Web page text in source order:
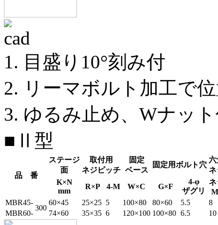
1. 目盛り10°刻み付
2. リーマボルト加工で
3. ゆるみ止め、Wナッ
■Ⅱ型
品 番
ステージ
面
取付用
ネジピッチ
固定
ベース
固定用ボルト穴
六
ネ
K×N
mm
R×P 4-M W×C G×F
4-φ
ザグリ
ネ
MBR45-
300
60×45 25×25 5 100×80 80×60 5.5
8
MBR60-
74×60 35×35 6 120×100 100×80 6.5 10